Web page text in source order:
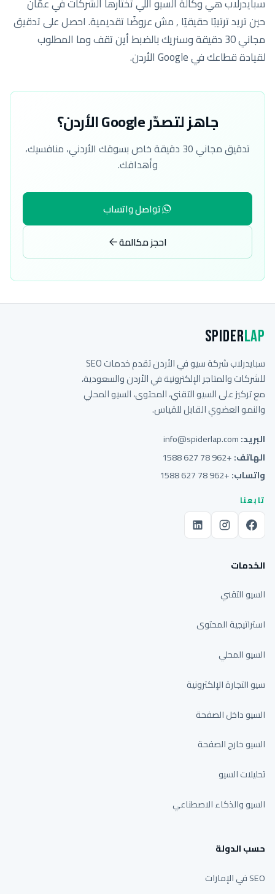
حين تريد ترتيبًا حقيقيًا , مش عروضًا تقديمية. احصل على تدقيق
مجاني 30 دقيقة وسنريك بالضبط أين تقف وما المطلوب
لقيادة قطاعك في Google الأردن.
جاهز لتصدّر Google الأردن؟
تدقيق مجاني 30 دقيقة خاص بسوقك الأردني، منافسيك،
وأهدافك.
تواصل واتساب
احجز مكالمة
SpiderLap
سبايدرلاب شركة سيو في الأردن تقدم خدمات SEO
للشركات والمتاجر الإلكترونية في الأردن والسعودية،
مع تركيز على السيو التقني، المحتوى، السيو المحلي
والنمو العضوي القابل للقياس.
البريد:info@spiderlap.com
الهاتف:+962 78 627 1588
واتساب:+962 78 627 1588
تابعنا
الخدمات
السيو التقني
استراتيجية المحتوى
السيو المحلي
سيو التجارة الإلكترونية
السيو داخل الصفحة
السيو خارج الصفحة
تحليلات السيو
السيو والذكاء الاصطناعي
حسب الدولة
SEO في الإمارات